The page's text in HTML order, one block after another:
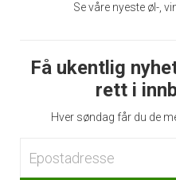
Se våre nyeste øl-,
Få ukentlig
rett i
Hver søndag får du de